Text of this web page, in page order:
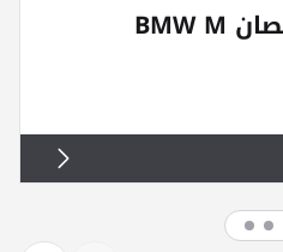
خصم 20% على قمصان BMW M